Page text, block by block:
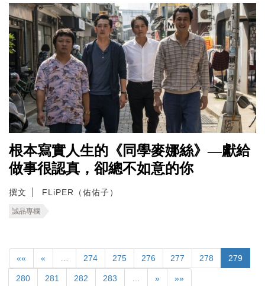
根本寫實人生的《同學麥娜絲》—獻給
做事很認真，卻總不如意的你
撰文 FLiPER（佑佑子）
誠品專欄
«« « 274 275 276 277 278 279
280 281 282 283 » »»